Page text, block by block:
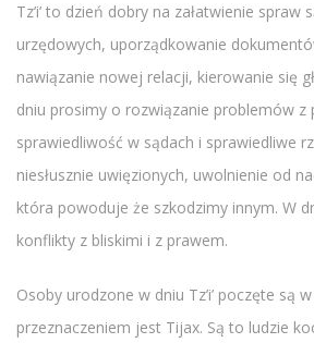
Tz’i’ to dzień dobry na załatwienie spraw
urzędowych, uporządkowanie
nawiązanie nowej relacji, kierowanie się
dniu prosimy o rozwiązanie problemów z
sprawiedliwość w sądach i sprawiedliwe
niesłusznie uwięzionych, uwolnienie od
która powoduje że szkodzimy innym. W
konflikty z bliskimi i z prawem.
Osoby urodzone w dniu Tz’i’ poczęte są w
przeznaczeniem jest Tijax. Są to ludzie